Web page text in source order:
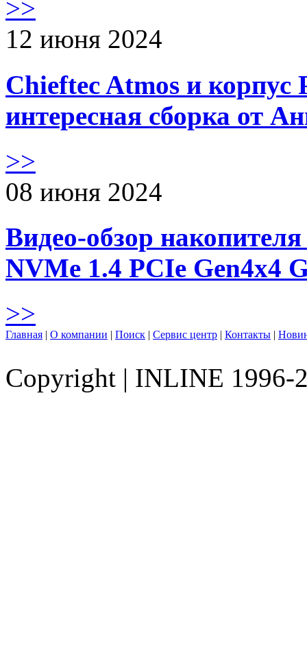
>>
12 июня 2024
Chieftec Atmos и корпус
интересная сборка от
>>
08 июня 2024
Видео-обзор
NVMe 1.4 PCIe Gen4х4
>>
Главная | О компании | Поиск | Сервис центр | Контакты |
Copyright | INLINE 1996-